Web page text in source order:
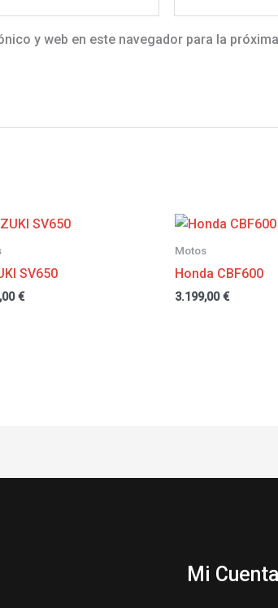
y web en este navegador para la
SV650
€
Motos
Honda CBF600
3.199,00€
Mi Cuenta